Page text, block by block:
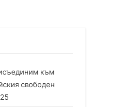
към
свободен